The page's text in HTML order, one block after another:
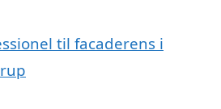
til facaderens i